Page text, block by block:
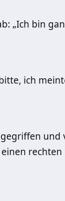
„Ich bin
ich
und
rechten